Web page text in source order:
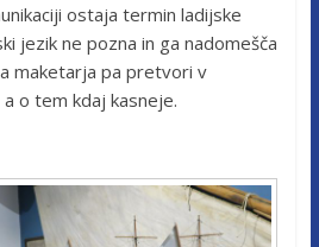
ostaja termin ladijske
jezik ne pozna in ga nadomešča
maketarja pa pretvori v
o tem kdaj kasneje.